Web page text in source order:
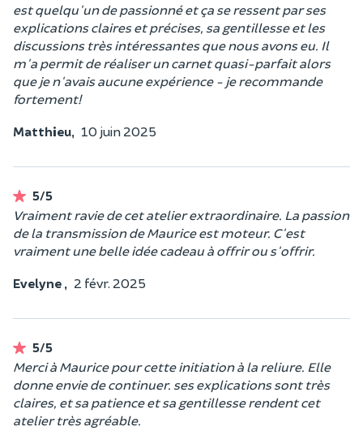
est quelqu'un de passionné et ça se ressent par ses
explications claires et précises, sa gentillesse et les
discussions très intéressantes que nous avons eu. Il
m'a permit de réaliser un carnet quasi-parfait alors
que je n'avais aucune expérience - je recommande
fortement!
Matthieu, 10 juin 2025
5/5
Vraiment ravie de cet atelier extraordinaire. La passion
de la transmission de Maurice est moteur. C'est
vraiment une belle idée cadeau à offrir ou s'offrir.
Evelyne , 2 févr. 2025
5/5
Merci à Maurice pour cette initiation à la reliure. Elle
donne envie de continuer. ses explications sont très
claires, et sa patience et sa gentillesse rendent cet
atelier très agréable.